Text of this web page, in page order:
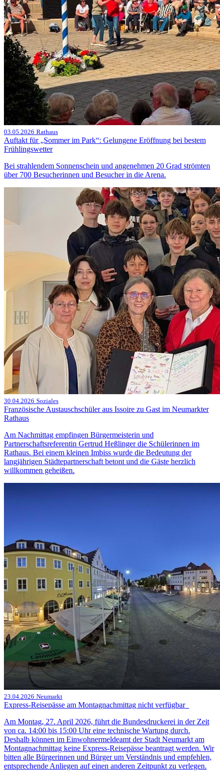
03.05.2026 Rathaus
Auftakt für „Sommer im Park“: Gelungene Eröffnung bei bestem
Frühlingswetter
Bei strahlendem Sonnenschein und angenehmen 20 Grad strömten
über 700 Besucherinnen und Besucher in die Arena.
30.04.2026 Soziales
Französische Austauschschüler aus Issoire zu Gast im Neumarkter
Rathaus
Am Nachmittag empfingen Bürgermeisterin und
Partnerschaftsreferentin Gertrud Heßlinger die Schülerinnen im
Rathaus. Bei einem kleinen Imbiss wurde die Bedeutung der
langjährigen Städtepartnerschaft betont und die Gäste herzlich
willkommen geheißen.
23.04.2026 Neumarkt
Express‑Reisepässe am Montagnachmittag nicht verfügbar
Am Montag, 27. April 2026, führt die Bundesdruckerei in der Zeit
von ca. 14:00 bis 15:00 Uhr eine technische Wartung durch.
Deshalb können im Einwohnermeldeamt der Stadt Neumarkt am
Montagnachmittag keine Express‑Reisepässe beantragt werden. Wir
bitten alle Bürgerinnen und Bürger um Verständnis und empfehlen,
entsprechende Anliegen auf einen anderen Zeitpunkt zu verlegen.